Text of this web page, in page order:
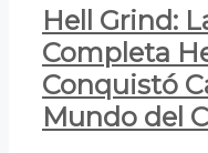
Hell Grind:
Completa
Conquistó
Mundo del